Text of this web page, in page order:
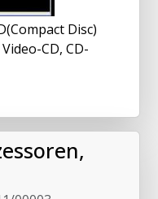
Disc)
CD, CD-